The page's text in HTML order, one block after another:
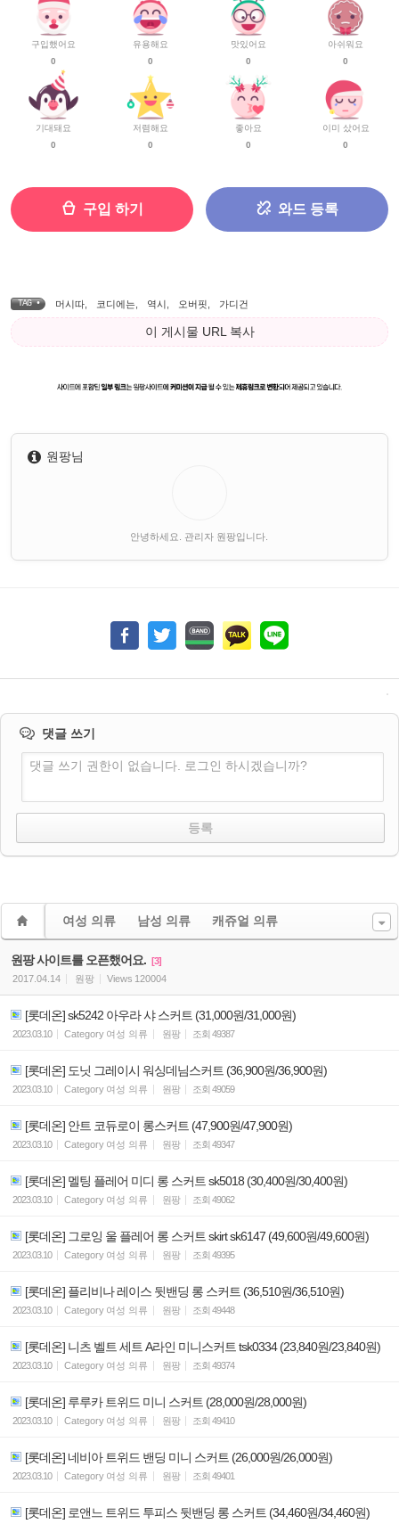
구입했어요
0
기대돼요
0
유용해요
0
저렴해요
0
맛있어요
0
좋아요
0
아쉬워요
0
이미 샀어요
0
구입 하기 와드 등록
TAG • 머시따 코디에는 역시 오버핏 가디건
이 게시물 URL 복사
원팡님
안녕하세요. 관리자 원팡입니다.
댓글 쓰기
댓글 쓰기 권한이 없습니다. 로그인 하시겠습니까?
여성 의류 남성 의류 캐쥬얼 의류
원팡 사이트를 오픈했어요. [3]
2017.04.14
원팡 Views 120004
[롯데온] sk5242 아우라 샤 스커트 (31,000원/31,000원)
2023.03.10 Category 여성 의류 원팡 조회 49387
[롯데온] 도닛 그레이시 워싱데님스커트 (36,900원/36,900원)
2023.03.10 Category 여성 의류 원팡 조회 49059
[롯데온] 안트 코듀로이 롱스커트 (47,900원/47,900원)
2023.03.10 Category 여성 의류 원팡 조회 49347
[롯데온] 멜팅 플레어 미디 롱 스커트 sk5018 (30,400원/30,400원)
2023.03.10 Category 여성 의류 원팡 조회 49062
[롯데온] 그로잉 울 플레어 롱 스커트 skirt sk6147 (49,600원/49,600원)
2023.03.10 Category 여성 의류 원팡 조회 49395
[롯데온] 플리비나 레이스 뒷밴딩 롱 스커트 (36,510원/36,510원)
2023.03.10 Category 여성 의류 원팡 조회 49448
[롯데온] 니츠 벨트 세트 A라인 미니스커트 tsk0334 (23,840원/23,840원)
2023.03.10 Category 여성 의류 원팡 조회 49374
[롯데온] 루루카 트위드 미니 스커트 (28,000원/28,000원)
2023.03.10 Category 여성 의류 원팡 조회 49410
[롯데온] 네비아 트위드 밴딩 미니 스커트 (26,000원/26,000원)
2023.03.10 Category 여성 의류 원팡 조회 49401
[롯데온] 로앤느 트위드 투피스 뒷밴딩 롱 스커트 (34,460원/34,460원)